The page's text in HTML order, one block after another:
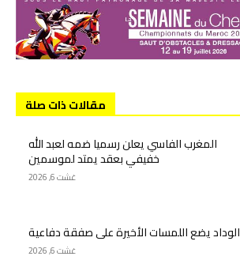
مقالات ذات صلة
المغرب الفاسي يعلن رسميا ضمه لعبد الله
خفيفي بعقد يمتد لموسمين
غشت 6, 2026
الوداد يضع اللمسات الأخيرة على صفقة دفاعية
غشت 6, 2026